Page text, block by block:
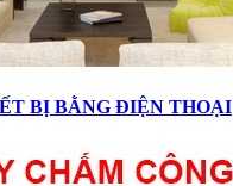
BỊ BẰNG ĐIỆN THOẠI